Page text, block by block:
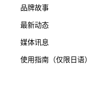
品牌故事
最新动态
媒体讯息
使用指南（仅限日语）